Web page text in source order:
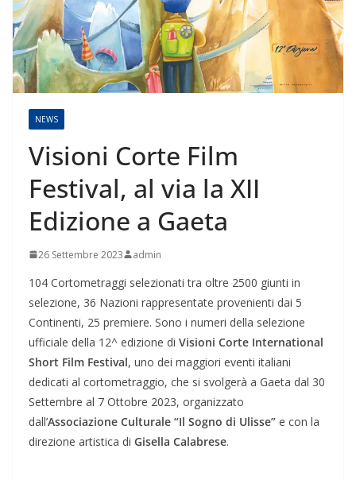
NEWS
Visioni Corte Film
Festival, al via la XII
Edizione a Gaeta
26 Settembre 2023 admin
104 Cortometraggi selezionati tra oltre 2500 giunti in
selezione, 36 Nazioni rappresentate provenienti dai 5
Continenti, 25 premiere. Sono i numeri della selezione
ufficiale della 12^ edizione di Visioni Corte International
Short Film Festival, uno dei maggiori eventi italiani
dedicati al cortometraggio, che si svolgerà a Gaeta dal 30
Settembre al 7 Ottobre 2023, organizzato
dall’Associazione Culturale “Il Sogno di Ulisse” e con la
direzione artistica di Gisella Calabrese.